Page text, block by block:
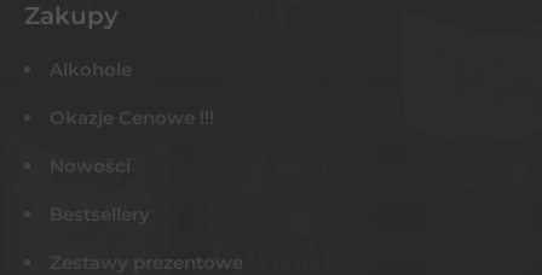
Zakupy
Alkohole
Okazje Cenowe !!!
Nowości
Bestsellery
Zestawy prezentowe